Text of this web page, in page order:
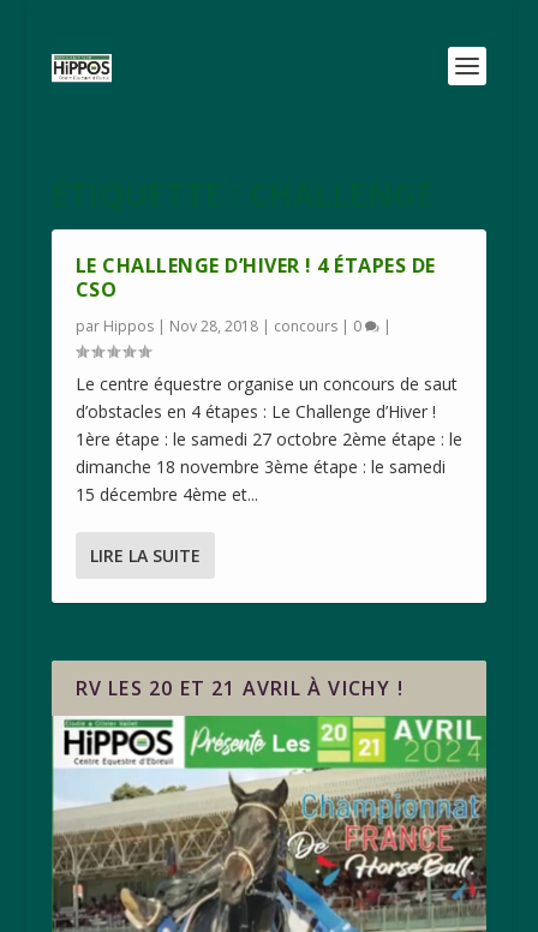
LE CHALLENGE D’HIVER ! 4 ÉTAPES DE
CSO
par Hippos| Nov 28, 2018| concours| 0 |
Le centre équestre organise un concours de saut
d’obstacles en 4 étapes : Le Challenge d’Hiver !
1ère étape : le samedi 27 octobre 2ème étape : le
dimanche 18 novembre 3ème étape : le samedi
15 décembre 4ème et...
LIRE LA SUITE
RV LES 20 ET 21 AVRIL À VICHY !